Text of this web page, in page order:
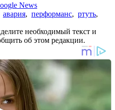
News
авария, перформанс, ртуть,
необходимый текст и
об этом редакции.